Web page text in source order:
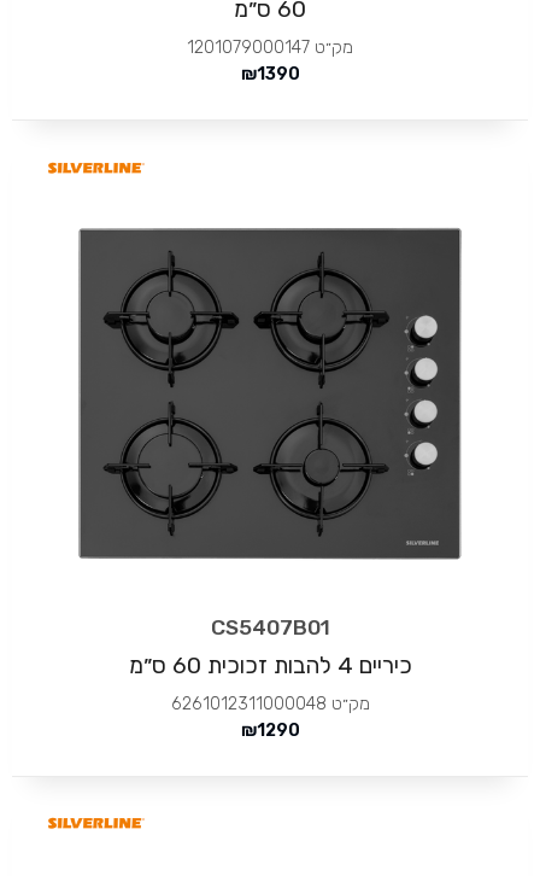
60 ס״מ
מק״ט 1201079000147
1390
₪
CS5407B01
כיריים 4 להבות זכוכית 60 ס״מ
מק״ט 6261012311000048
1290
₪